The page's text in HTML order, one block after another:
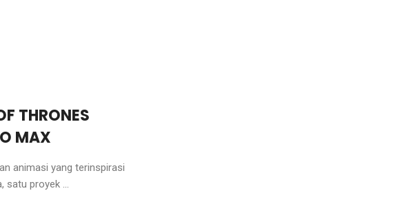
THRONES
MAX
animasi yang terinspirasi
satu proyek ...